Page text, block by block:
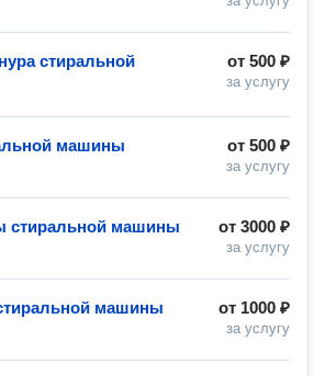
от 500 ₽
за услугу
стиральной
от 500 ₽
за услугу
машины
от 3000 ₽
за услугу
стиральной машины
от 1000 ₽
за услугу
машины